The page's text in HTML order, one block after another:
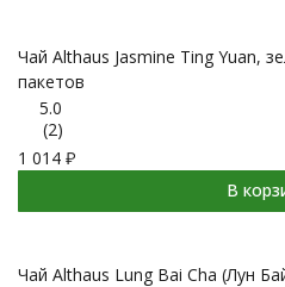
Чай Althaus Jasmine Ting Yuan,
пакетов
5.0
(2)
1 014 ₽
В
Чай Althaus Lung Bai Cha (Лун